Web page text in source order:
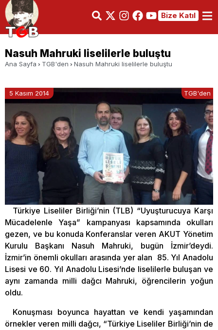
Bize Katıl
Nasuh Mahruki liselilerle buluştu
Ana Sayfa TGB'den Nasuh Mahruki liselilerle buluştu
5 Kasım 2014 TGB'den
Türkiye Liseliler Birliği’nin (TLB) “Uyuşturucuya Karşı
Mücadelenle Yaşa” kampanyası kapsamında okulları
gezen, ve bu konuda Konferanslar veren AKUT Yönetim
Kurulu Başkanı Nasuh Mahruki, bugün İzmir’deydi.
İzmir’in önemli okulları arasında yer alan 85. Yıl Anadolu
Lisesi ve 60. Yıl Anadolu Lisesi’nde liselilerle buluşan ve
aynı zamanda milli dağcı Mahruki, öğrencilerin yoğun
oldu.
Konuşması boyunca hayattan ve kendi yaşamından
örnekler veren milli dağcı, “Türkiye Liseliler Birliği’nin de